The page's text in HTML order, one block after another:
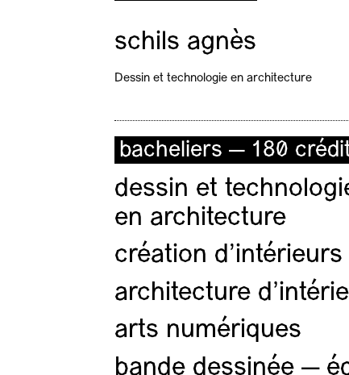
schils agnès
Dessin et technologie en architecture
bacheliers — 180
dessin et
en architecture
création d'intérieurs
architecture
arts numériques
bande dessinée —